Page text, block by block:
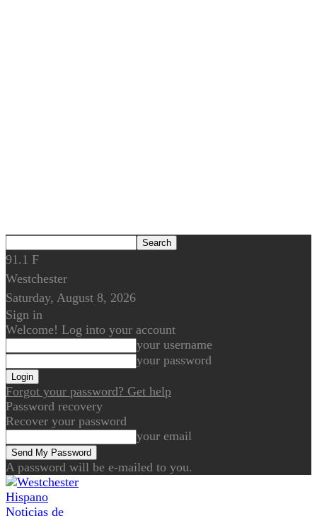
91.1 F
Westchester
Saturday, August 8, 2026
Sign in
Welcome! Log into your account
your username
your password
Forgot your password? Get help
Password recovery
Recover your password
your email
A password will be e-mailed to you.
Noticias de